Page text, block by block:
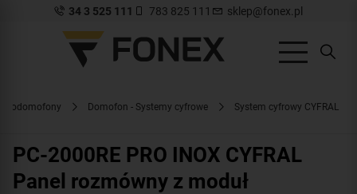
34 3 525 111 783 825 111 sklep@fonex.pl
Domofon - Systemy cyfrowe System cyfrowy CYFRAL
PC-2000RE PRO INOX CYFRAL
Panel rozmówny z moduł